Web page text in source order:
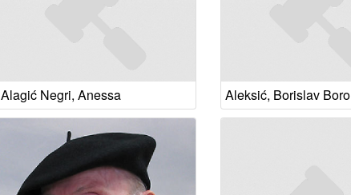
Alagić Negri, Anessa Aleksić, Borislav Boro